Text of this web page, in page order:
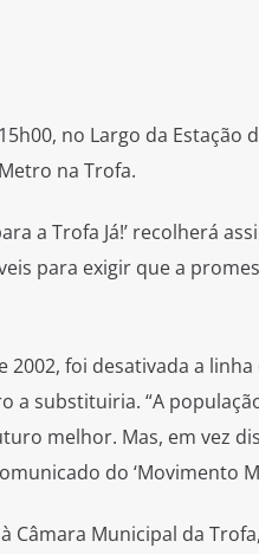
no Largo da
na Trofa.
a Trofa Já!’ recolherá
para exigir que a
2002, foi desativada a
a substituiria. “A
melhor. Mas, em vez
do ‘Movimento
Câmara Municipal da